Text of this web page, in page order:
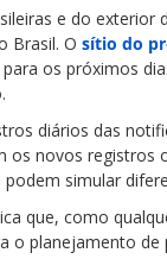
e do
Brasil. O sítio do
os próximos
diários das
novos
simular
que, como
o planejamento